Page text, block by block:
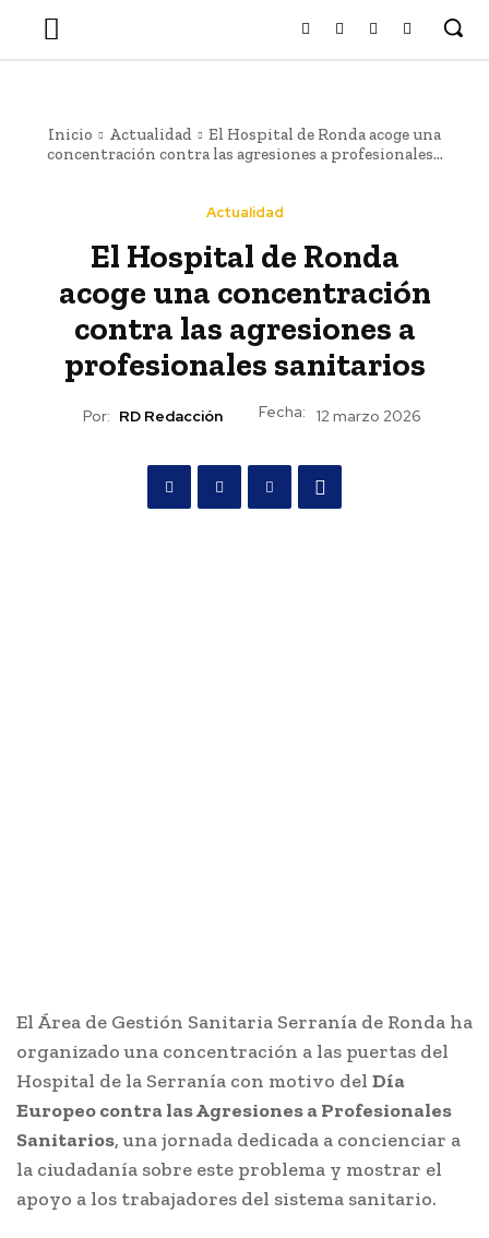
Inicio Actualidad
El Hospital de Ronda acoge una
concentración contra las agresiones a profesionales...
Actualidad
El Hospital de Ronda
acoge una concentración
contra las agresiones a
profesionales sanitarios
Por: RD Redacción Fecha: 12 marzo 2026
El Área de Gestión Sanitaria Serranía de Ronda ha
organizado una concentración a las puertas del
Hospital de la Serranía con motivo del Día
Europeo contra las Agresiones a Profesionales
Sanitarios, una jornada dedicada a concienciar a
la ciudadanía sobre este problema y mostrar el
apoyo a los trabajadores del sistema sanitario.